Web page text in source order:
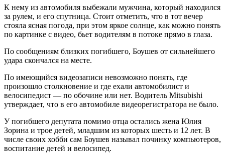
К нему из автомобиля выбежали мужчина, который находился
за рулем, и его спутница. Стоит отметить, что в тот вечер
стояла ясная погода, при этом яркое солнце, как можно понять
по картинке с видео, бьет водителям в потоке прямо в глаза.
По сообщениям близких погибшего, Боушев от сильнейшего
удара скончался на месте.
По имеющийся видеозаписи невозможно понять, где
произошло столкновение и где ехали автомобилист и
велосипедист — по обочине или нет. Водитель Mitsubishi
утверждает, что в его автомобиле видеорегистратора не было.
У погибшего депутата помимо отца остались жена Юлия
Зорина и трое детей, младшим из которых шесть и 12 лет. В
числе своих хобби сам Боушев называл починку компьютеров,
воспитание детей и велосипед.